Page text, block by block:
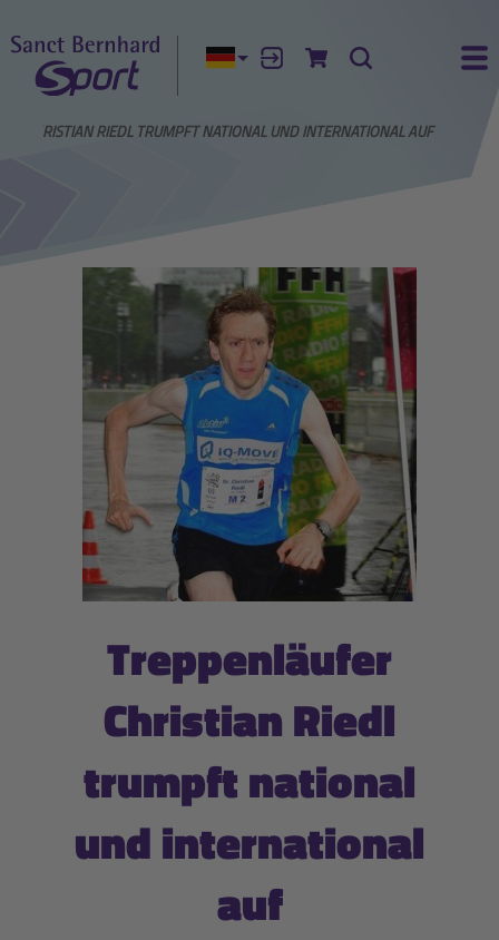
Aktuelle Sprache:
AnmeldenZum Warenkorb
Suche
CHRISTIAN RIEDL TRUMPFT NATIONAL UND INTERNATIONAL AUF
Treppenläufer
Christian Riedl
trumpft national
und international
auf